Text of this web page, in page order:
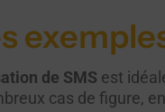
de SMS est
cas de figure,